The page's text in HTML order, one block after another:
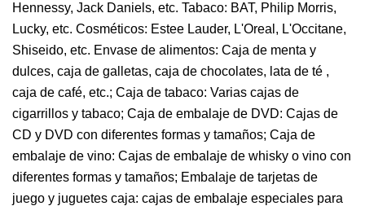
Hennessy, Jack Daniels, etc. Tabaco: BAT, Philip Morris,
Lucky, etc. Cosméticos: Estee Lauder, L'Oreal, L'Occitane,
Shiseido, etc. Envase de alimentos: Caja de menta y
dulces, caja de galletas, caja de chocolates, lata de té ,
caja de café, etc.; Caja de tabaco: Varias cajas de
cigarrillos y tabaco; Caja de embalaje de DVD: Cajas de
CD y DVD con diferentes formas y tamaños; Caja de
embalaje de vino: Cajas de embalaje de whisky o vino con
diferentes formas y tamaños; Embalaje de tarjetas de
juego y juguetes caja: cajas de embalaje especiales para